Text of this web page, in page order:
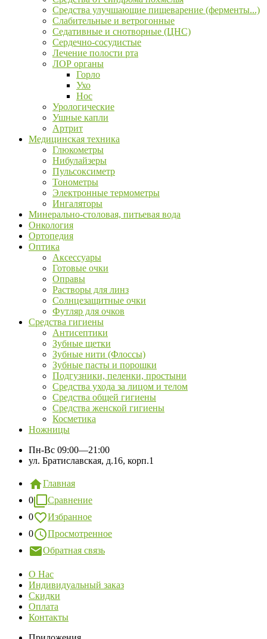
Средства улучшающие пищеварение (ферменты...)
Слабительные и ветрогонные
Седативные и снотворные (ЦНС)
Сердечно-сосудистые
Лечение полости рта
ЛОР органы
Горло
Ухо
Нос
Урологические
Ушные капли
Артрит
Медицинская техника
Глюкометры
Нибулайзеры
Пульсоксиметр
Тонометры
Электронные термометры
Ингаляторы
Минерально-столовая, питьевая вода
Онкология
Ортопедия
Оптика
Аксессуары
Готовые очки
Оправы
Растворы для линз
Солнцезащитные очки
Футляр для очков
Средства гигиены
Антисептики
Зубные щетки
Зубные нити (Флоссы)
Зубные пасты и порошки
Подгузники, пеленки, простыни
Средства ухода за лицом и телом
Средства общей гигиены
Средства женской гигиены
Косметика
Ножницы
Пн-Вс 09:00—21:00
ул. Братиславская, д.16, корп.1
Главная
0
Сравнение
0
Избранное
0
Просмотренное
Обратная связь
О Нас
Индивидуальный заказ
Скидки
Оплата
Контакты